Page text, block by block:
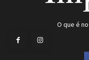
O que é